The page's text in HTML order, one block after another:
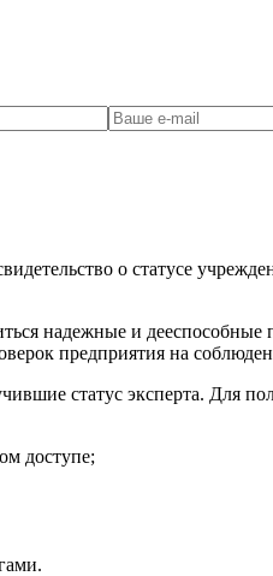
о статусе
надежные и
предприятия на
статус эксперта. Для
доступе;